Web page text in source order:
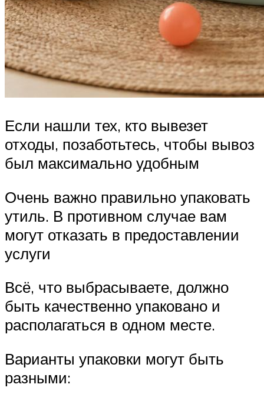
Если нашли тех, кто вывезет
отходы, позаботьтесь, чтобы вывоз
был максимально удобным
Очень важно правильно упаковать
утиль. В противном случае вам
могут отказать в предоставлении
услуги
Всё, что выбрасываете, должно
быть качественно упаковано и
располагаться в одном месте.
Варианты упаковки могут быть
разными: